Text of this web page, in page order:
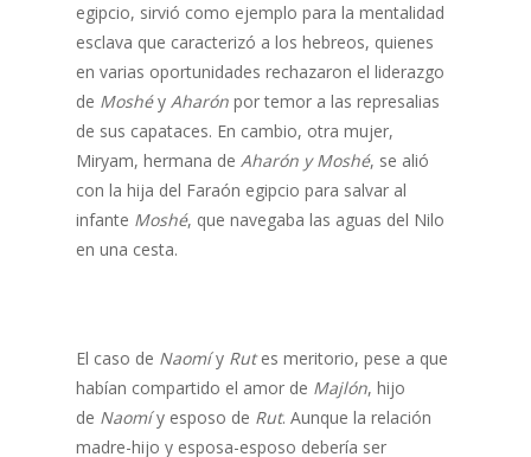
egipcio, sirvió como ejemplo para la mentalidad
esclava que caracterizó a los hebreos, quienes
en varias oportunidades rechazaron el liderazgo
de Moshéy Aharón por temor a las represalias
de sus capataces. En cambio, otra mujer,
Miryam, hermana de Aharón y Moshé, se alió
con la hija del Faraón egipcio para salvar al
infante Moshé, que navegaba las aguas del Nilo
en una cesta.
El caso de Naomíy Rutes meritorio, pese a que
habían compartido el amor de Majlón, hijo
de Naomíy esposo de Rut. Aunque la relación
madre-hijo y esposa-esposo debería ser